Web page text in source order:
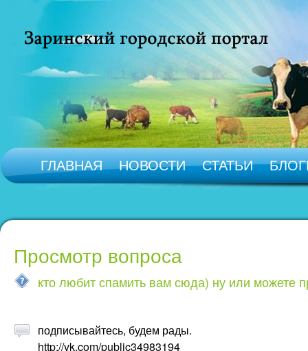
ГЛАВНАЯ НОВОСТИ СТАТЬИ
Просмотр вопроса
кто любит спамить вам сюда) ну или можете
подписывайтесь, будем рады.
http://vk.com/public34983194